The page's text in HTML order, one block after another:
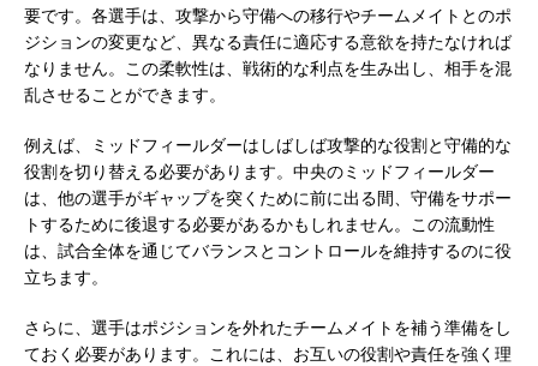
要です。各選手は、攻撃から守備への移行やチームメイトとのポ
ジションの変更など、異なる責任に適応する意欲を持たなければ
なりません。この柔軟性は、戦術的な利点を生み出し、相手を混
乱させることができます。
例えば、ミッドフィールダーはしばしば攻撃的な役割と守備的な
役割を切り替える必要があります。中央のミッドフィールダー
は、他の選手がギャップを突くために前に出る間、守備をサポー
トするために後退する必要があるかもしれません。この流動性
は、試合全体を通じてバランスとコントロールを維持するのに役
立ちます。
さらに、選手はポジションを外れたチームメイトを補う準備をし
ておく必要があります。これには、お互いの役割や責任を強く理